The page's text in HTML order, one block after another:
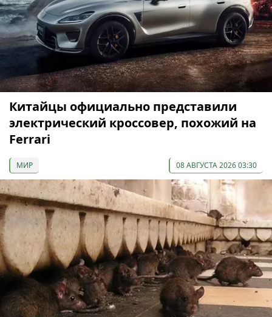
Китайцы официально представили
электрический кроссовер, похожий на
Ferrari
МИР 08 АВГУСТА 2026 03:30